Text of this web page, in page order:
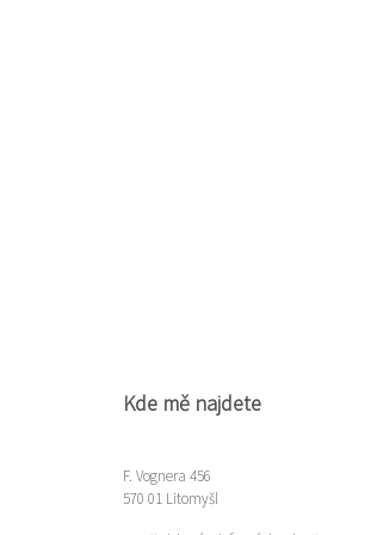
Kde mě najdete
F. Vognera 456
570 01 Litomyšl